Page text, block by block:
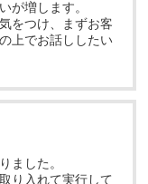
が増します。
をつけ、まずお客
上でお話ししたい
ました。
り入れて実行して